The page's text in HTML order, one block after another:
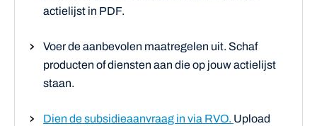
actielijst in PDF.
Voer de aanbevolen maatregelen uit. Schaf
producten of diensten aan die op jouw actielijst
staan.
Dien de subsidieaanvraag in via RVO. Upload